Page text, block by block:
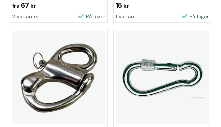
fra 67 kr
2 varianter På lager
15 kr
1 variant På lager